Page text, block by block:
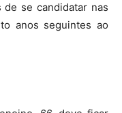
se candidatar nas
anos seguintes ao